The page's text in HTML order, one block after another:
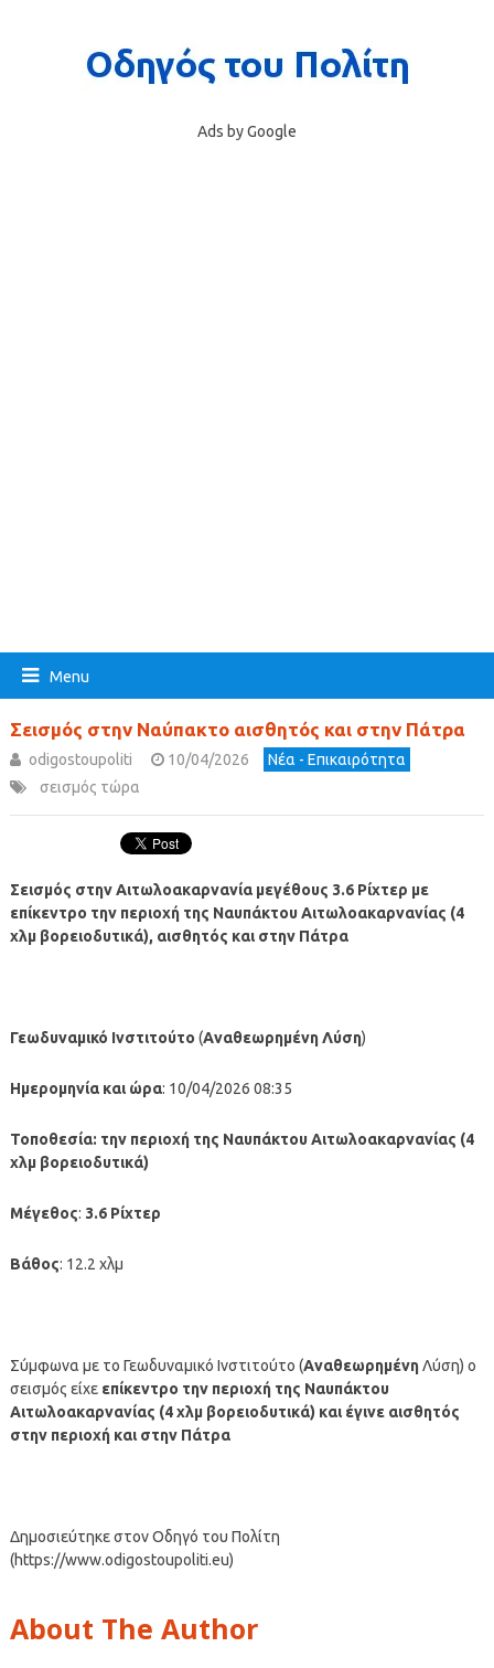
Ads by Google
Menu
Σεισμός στην Ναύπακτο αισθητός και στην Πάτρα
odigostoupoliti 10/04/2026
Νέα - Επικαιρότητα
σεισμός τώρα
Σεισμός στην Αιτωλοακαρνανία μεγέθους 3.6 Ρίχτερ με
επίκεντρο την περιοχή της Ναυπάκτου Αιτωλοακαρνανίας (4
χλμ βορειοδυτικά), αισθητός και στην Πάτρα
Γεωδυναμικό Ινστιτούτο (ΑναθεωρημένηΛύση)
Ημερομηνία και ώρα: 10/04/2026 08:35
Τοποθεσία: την περιοχή της Ναυπάκτου Αιτωλοακαρνανίας (4
χλμ βορειοδυτικά)
Μέγεθος: 3.6 Ρίχτερ
Βάθος: 12.2 χλμ
Σύμφωνα με το Γεωδυναμικό Ινστιτούτο (ΑναθεωρημένηΛύση) ο
σεισμός είχε επίκεντρο την περιοχή της Ναυπάκτου
Αιτωλοακαρνανίας (4 χλμ βορειοδυτικά) και έγινε αισθητός
στην περιοχή και στην Πάτρα
Δημοσιεύτηκε στον Οδηγό του Πολίτη
(https://www.odigostoupoliti.eu)
About The Author